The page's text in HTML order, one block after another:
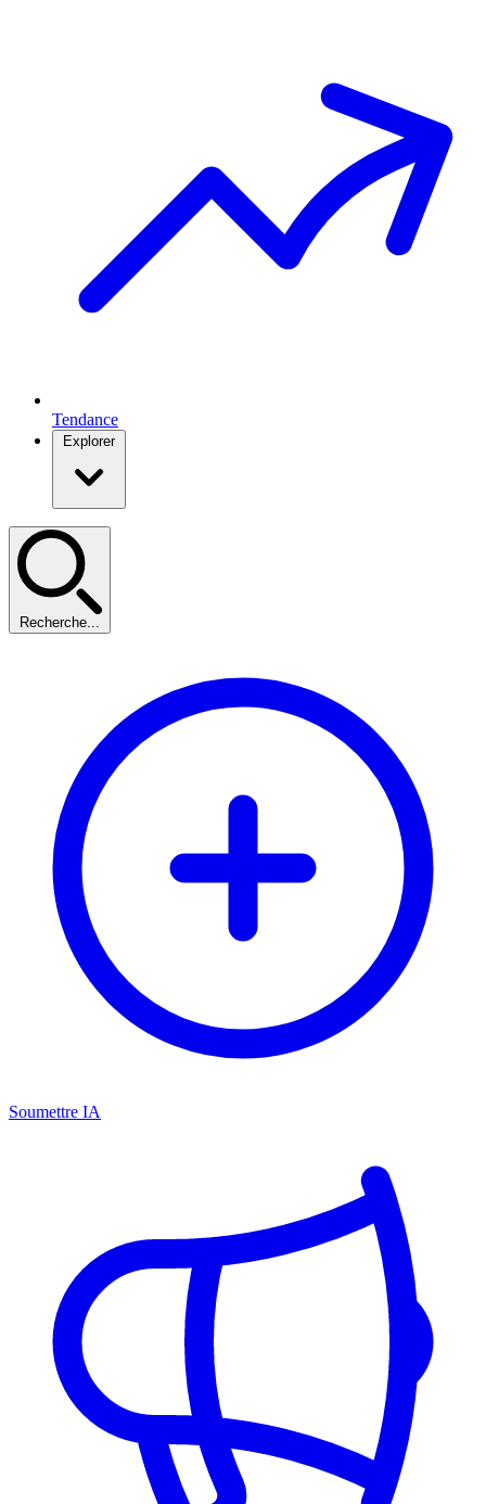
Tendance
Explorer
Recherche...
Soumettre IA